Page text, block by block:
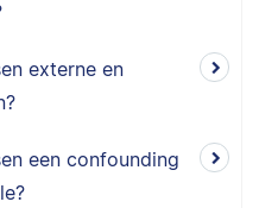
externe en
een confounding